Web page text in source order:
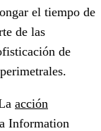
el tiempo de
de las
de
acción
Information